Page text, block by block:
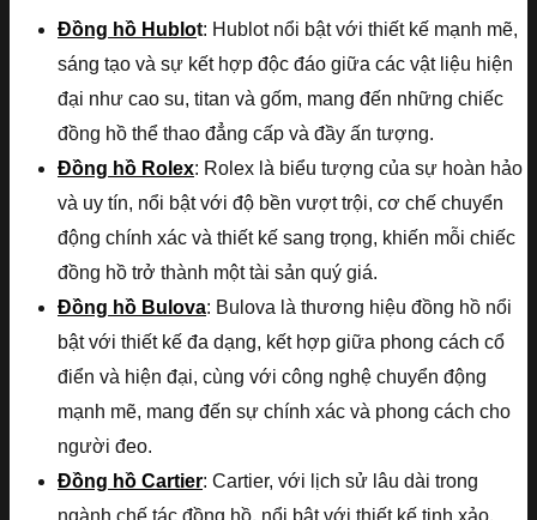
Đồng hồ Hublot: Hublot nổi bật với thiết kế mạnh mẽ,
sáng tạo và sự kết hợp độc đáo giữa các vật liệu hiện
đại như cao su, titan và gốm, mang đến những chiếc
đồng hồ thể thao đẳng cấp và đầy ấn tượng.
Đồng hồ Rolex: Rolex là biểu tượng của sự hoàn hảo
và uy tín, nổi bật với độ bền vượt trội, cơ chế chuyển
động chính xác và thiết kế sang trọng, khiến mỗi chiếc
đồng hồ trở thành một tài sản quý giá.
Đồng hồ Bulova: Bulova là thương hiệu đồng hồ nổi
bật với thiết kế đa dạng, kết hợp giữa phong cách cổ
điển và hiện đại, cùng với công nghệ chuyển động
mạnh mẽ, mang đến sự chính xác và phong cách cho
người đeo.
Đồng hồ Cartier: Cartier, với lịch sử lâu dài trong
ngành chế tác đồng hồ, nổi bật với thiết kế tinh xảo,